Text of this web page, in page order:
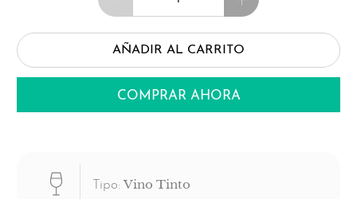
AÑADIR AL CARRITO
COMPRAR AHORA
Tipo: Vino Tinto